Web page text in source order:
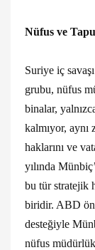
Nüfus ve
Suriye iç
grubu, nüfus
binalar,
kalmıyor,
haklarını ve
yılında
bu tür stratejik
biridir. ABD
desteğiyle
nüfus